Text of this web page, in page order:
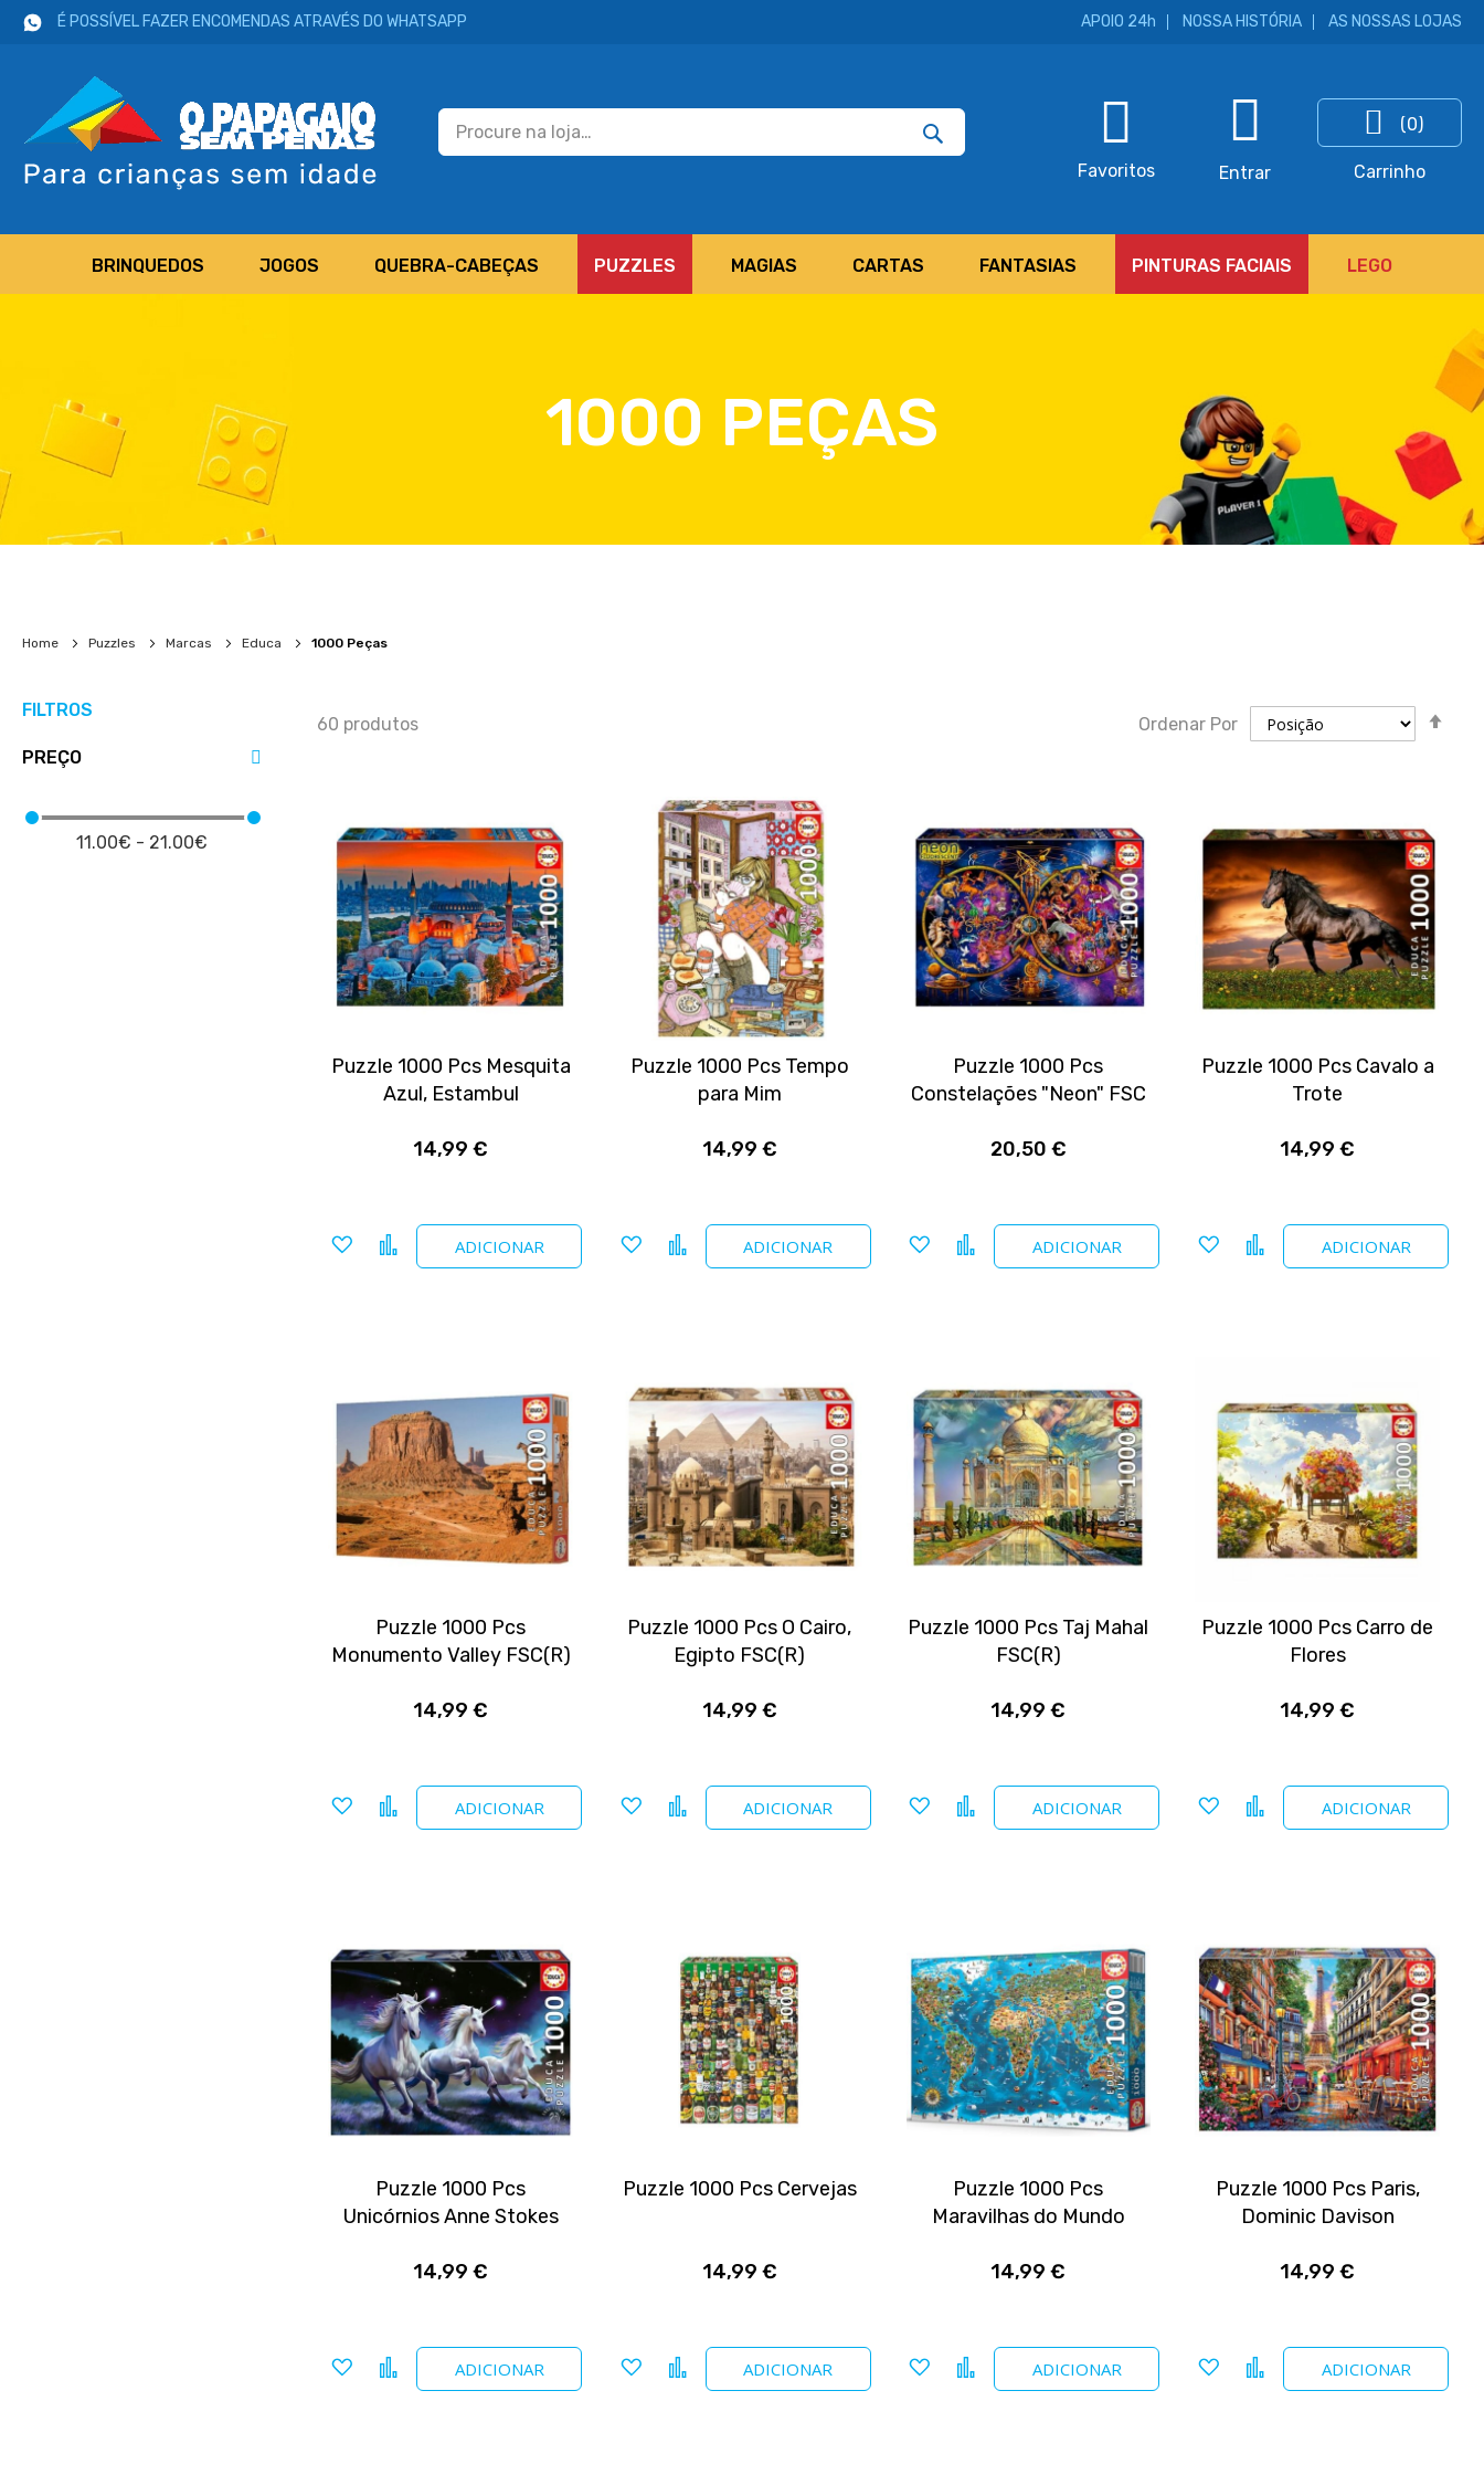
É POSSÍVEL FAZER ENCOMENDAS ATRAVÉS DO WHATSAPP APOIO 24h NOSSA HISTÓRIA AS NOSSAS LOJAS
Pesquisar Pesquisar
Favoritos Entrar
(0)
Carrinho
BRINQUEDOS JOGOS QUEBRA-CABEÇAS PUZZLES MAGIAS CARTAS FANTASIAS PINTURAS FACIAIS LEGO
1000 PEÇAS
Home Puzzles Marcas Educa 1000 Peças
60 produtos Ordenar Por
Puzzle 1000 Pcs Mesquita
Azul, Estambul
14,99 €
ADICIONAR
AdicionarComparar
Puzzle 1000 Pcs Tempo
para Mim
14,99 €
ADICIONAR
AdicionarComparar
Puzzle 1000 Pcs
Constelações "Neon" FSC
20,50 €
ADICIONAR
AdicionarComparar
Puzzle 1000 Pcs Cavalo a
Trote
14,99 €
ADICIONAR
AdicionarComparar
Puzzle 1000 Pcs
Monumento Valley FSC(R)
14,99 €
ADICIONAR
AdicionarComparar
Puzzle 1000 Pcs O Cairo,
Egipto FSC(R)
14,99 €
ADICIONAR
AdicionarComparar
Puzzle 1000 Pcs Taj Mahal
FSC(R)
14,99 €
ADICIONAR
AdicionarComparar
Puzzle 1000 Pcs Carro de
Flores
14,99 €
ADICIONAR
AdicionarComparar
Puzzle 1000 Pcs
Unicórnios Anne Stokes
14,99 €
ADICIONAR
AdicionarComparar
Puzzle 1000 Pcs Cervejas
14,99 €
ADICIONAR
AdicionarComparar
Puzzle 1000 Pcs
Maravilhas do Mundo
14,99 €
ADICIONAR
AdicionarComparar
Puzzle 1000 Pcs Paris,
Dominic Davison
14,99 €
ADICIONAR
AdicionarComparar
FILTROS
PREÇO
11.00€ - 21.00€